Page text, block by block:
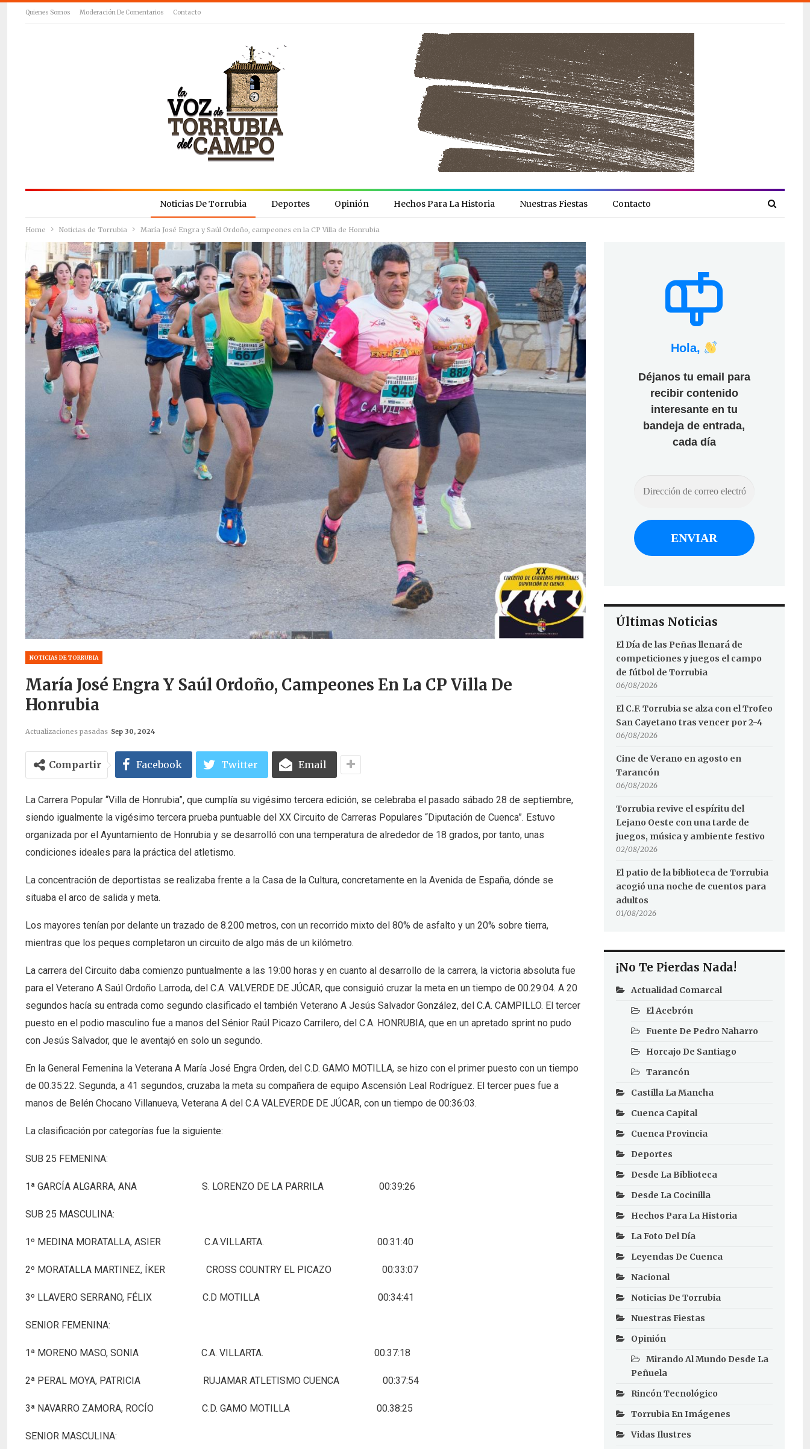
Quienes Somos Moderación De Comentarios Contacto
Noticias De Torrubia Deportes Opinión Hechos Para La Historia Nuestras Fiestas Contacto
Home Noticias de Torrubia María José Engra y Saúl Ordoño, campeones en la CP Villa de Honrubia
NOTICIAS DE TORRUBIA
María José Engra Y Saúl Ordoño, Campeones En La CP Villa De
Honrubia
Actualizaciones pasadas Sep 30, 2024
Compartir Facebook Twitter Email
La Carrera Popular “Villa de Honrubia”, que cumplía su vigésimo tercera edición, se celebraba el pasado sábado 28 de septiembre,
siendo igualmente la vigésimo tercera prueba puntuable del XX Circuito de Carreras Populares “Diputación de Cuenca”. Estuvo
organizada por el Ayuntamiento de Honrubia y se desarrolló con una temperatura de alrededor de 18 grados, por tanto, unas
condiciones ideales para la práctica del atletismo.
La concentración de deportistas se realizaba frente a la Casa de la Cultura, concretamente en la Avenida de España, dónde se
situaba el arco de salida y meta.
Los mayores tenían por delante un trazado de 8.200 metros, con un recorrido mixto del 80% de asfalto y un 20% sobre tierra,
mientras que los peques completaron un circuito de algo más de un kilómetro.
La carrera del Circuito daba comienzo puntualmente a las 19:00 horas y en cuanto al desarrollo de la carrera, la victoria absoluta fue
para el Veterano A Saúl Ordoño Larroda, del C.A. VALVERDE DE JÚCAR, que consiguió cruzar la meta en un tiempo de 00.29:04. A 20
segundos hacía su entrada como segundo clasificado el también Veterano A Jesús Salvador González, del C.A. CAMPILLO. El tercer
puesto en el podio masculino fue a manos del Sénior Raúl Picazo Carrilero, del C.A. HONRUBIA, que en un apretado sprint no pudo
con Jesús Salvador, que le aventajó en solo un segundo.
En la General Femenina la Veterana A María José Engra Orden, del C.D. GAMO MOTILLA, se hizo con el primer puesto con un tiempo
de 00.35:22. Segunda, a 41 segundos, cruzaba la meta su compañera de equipo Ascensión Leal Rodríguez. El tercer pues fue a
manos de Belén Chocano Villanueva, Veterana A del C.A VALEVERDE DE JÚCAR, con un tiempo de 00:36:03.
La clasificación por categorías fue la siguiente:
SUB 25 FEMENINA:
1ª GARCÍA ALGARRA, ANA S. LORENZO DE LA PARRILA 00:39:26
SUB 25 MASCULINA:
1º MEDINA MORATALLA, ASIER C.A.VILLARTA. 00:31:40
2º MORATALLA MARTINEZ, ÍKER CROSS COUNTRY EL PICAZO 00:33:07
3º LLAVERO SERRANO, FÉLIX C.D MOTILLA 00:34:41
SENIOR FEMENINA:
1ª MORENO MASO, SONIA C.A. VILLARTA. 00:37:18
2ª PERAL MOYA, PATRICIA RUJAMAR ATLETISMO CUENCA 00:37:54
3ª NAVARRO ZAMORA, ROCÍO C.D. GAMO MOTILLA 00.38:25
SENIOR MASCULINA:
Hola,
Déjanos tu email para
recibir contenido
interesante en tu
bandeja de entrada,
cada día
Últimas Noticias
El Día de las Peñas llenará de
competiciones y juegos el campo
de fútbol de Torrubia
06/08/2026
El C.F. Torrubia se alza con el Trofeo
San Cayetano tras vencer por 2-4
06/08/2026
Cine de Verano en agosto en
Tarancón
06/08/2026
Torrubia revive el espíritu del
Lejano Oeste con una tarde de
juegos, música y ambiente festivo
02/08/2026
El patio de la biblioteca de Torrubia
acogió una noche de cuentos para
adultos
01/08/2026
¡No Te Pierdas Nada!
Actualidad Comarcal
El Acebrón
Fuente De Pedro Naharro
Horcajo De Santiago
Tarancón
Castilla La Mancha
Cuenca Capital
Cuenca Provincia
Deportes
Desde La Biblioteca
Desde La Cocinilla
Hechos Para La Historia
La Foto Del Día
Leyendas De Cuenca
Nacional
Noticias De Torrubia
Nuestras Fiestas
Opinión
Mirando Al Mundo Desde La
Peñuela
Rincón Tecnológico
Torrubia En Imágenes
Vidas Ilustres